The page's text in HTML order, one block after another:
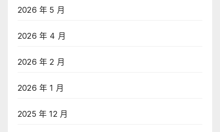
2026 年 5 月
2026 年 4 月
2026 年 2 月
2026 年 1 月
2025 年 12 月